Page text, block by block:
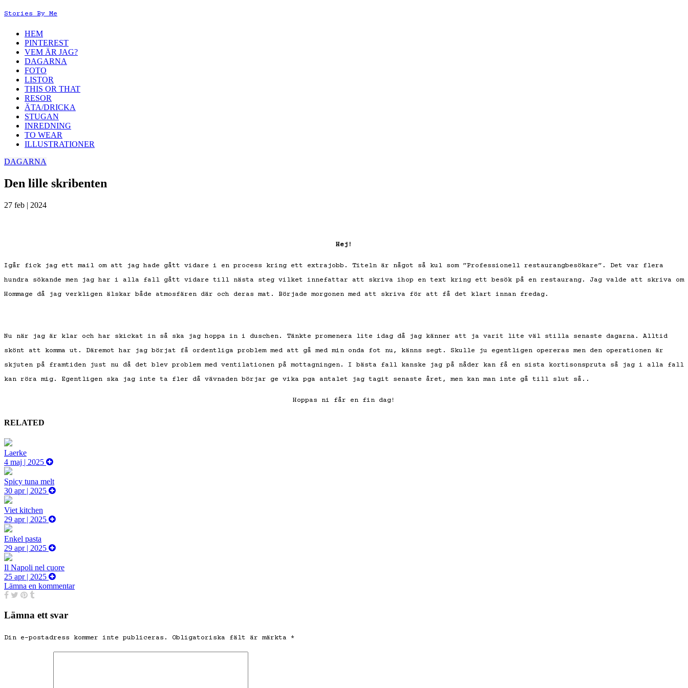
Stories By Me
HEM
PINTEREST
VEM ÄR JAG?
DAGARNA
FOTO
LISTOR
THIS OR THAT
RESOR
ÄTA/DRICKA
STUGAN
INREDNING
TO WEAR
ILLUSTRATIONER
DAGARNA
Den lille skribenten
27 feb | 2024
Hej!
Igår fick jag ett mail om att jag hade gått vidare i en process kring ett extrajobb. Titeln är något så kul som ”Professionell restaurangbesökare”. Det var flera
hundra sökande men jag har i alla fall gått vidare till nästa steg vilket innefattar att skriva ihop en text kring ett besök på en restaurang. Jag valde att skriva om
Hommage då jag verkligen älskar både atmosfären där och deras mat. Började morgonen med att skriva för att få det klart innan fredag.
Nu när jag är klar och har skickat in så ska jag hoppa in i duschen. Tänkte promenera lite idag då jag känner att ja varit lite väl stilla senaste dagarna. Alltid
skönt att komma ut. Däremot har jag börjat få ordentliga problem med att gå med min onda fot nu, känns segt. Skulle ju egentligen opereras men den operationen är
skjuten på framtiden just nu då det blev problem med ventilationen på mottagningen. I bästa fall kanske jag på nåder kan få en sista kortisonspruta så jag i alla fall
kan röra mig. Egentligen ska jag inte ta fler då vävnaden börjar ge vika pga antalet jag tagit senaste året, men kan man inte gå till slut så..
Hoppas ni får en fin dag!
RELATED
Laerke
4 maj | 2025
Spicy tuna melt
30 apr | 2025
Viet kitchen
29 apr | 2025
Enkel pasta
29 apr | 2025
Il Napoli nel cuore
25 apr | 2025
Lämna en kommentar
Lämna ett svar
Din e-postadress kommer inte publiceras. Obligatoriska fält är märkta *